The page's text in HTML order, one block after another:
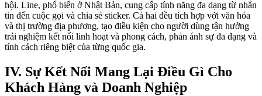
hội. Line, phổ biến ở Nhật Bản, cung cấp tính năng đa dạng từ nhắn
tin đến cuộc gọi và chia sẻ sticker. Cả hai đều tích hợp với văn hóa
và thị trường địa phương, tạo điều kiện cho người dùng tận hưởng
trải nghiệm kết nối linh hoạt và phong cách, phản ánh sự đa dạng và
tính cách riêng biệt của từng quốc gia.
IV. Sự Kết Nối Mang Lại Điều Gì Cho
Khách Hàng và Doanh Nghiệp